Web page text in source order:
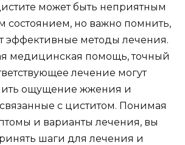
может быть неприятным
состоянием, но важно помнить,
эффективные методы лечения.
медицинская помощь, точный
лечение могут
ощущение жжения и
с циститом. Понимая
и варианты лечения, вы
шаги для лечения и